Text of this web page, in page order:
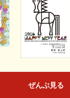
ぜんぶ見る